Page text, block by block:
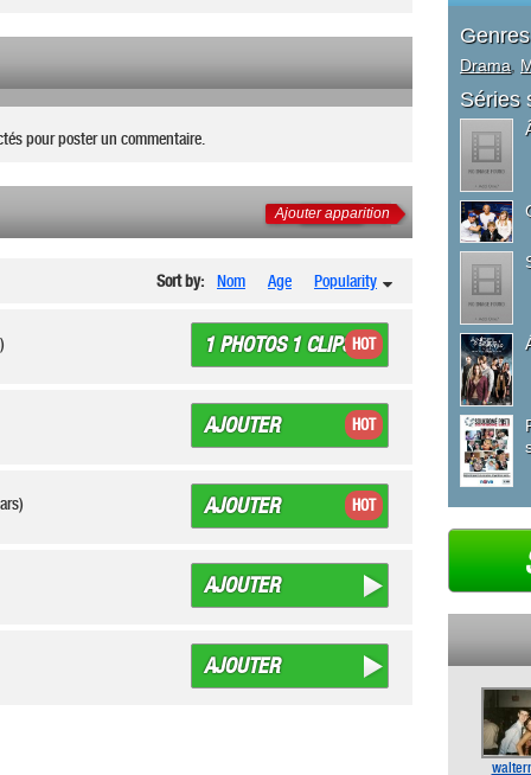
pour poster un commentaire.
Ajouter apparition
Sort by: Nom Age Popularity
1 PHOTOS 1 CLIPS HOT
AJOUTER HOT
AJOUTER HOT
AJOUTER
AJOUTER
Genres
Drama
Séries